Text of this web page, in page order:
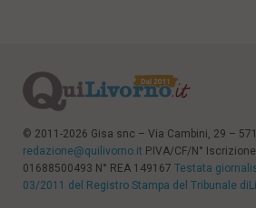
© 2011-2026 Gisa snc – Via Cambini, 29 –
redazione@quilivorno.it P.IVA/CF/N°
01688500493 N° REA 149167 Testata
03/2011 del Registro Stampa del Tribunale